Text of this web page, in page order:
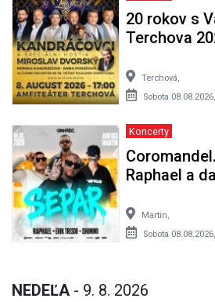
20 rokov s
Terchova
Terchová,
Sobota 08.08.2026,
Koncerty
Raphael a
Martin,
Sobota 08.08.2026,
NEDEĽA - 9. 8. 2026